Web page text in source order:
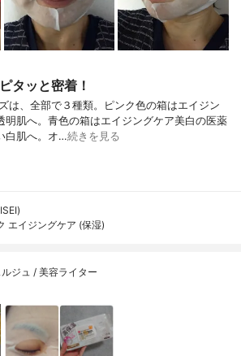
タッと密着！
は、全部で３種類。ピンク色の箱はエイジン
明肌へ。青色の箱はエイジングケア美白の医薬
白肌へ。オ…続きを見る
エイジングケア (保湿)
ジュ / 美容ライター